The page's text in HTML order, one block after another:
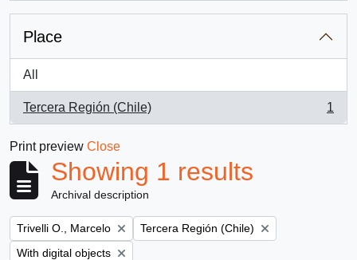
Place
All
Tercera Región (Chile)
, 1 results
1
Print preview Close
Showing 1 results
Archival description
Remove filter:
Trivelli O., Marcelo Remove filter:
Tercera Región (Chile)
Remove filter:
With digital objects